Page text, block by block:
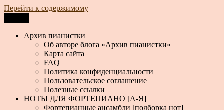
Перейти к содержимому
Архив пианистки
Всё для пианистов: ноты, книги, музыка, статьи…
Архив пианистки
Об авторе блога «Архив пианистки»
Карта сайта
FAQ
Политика конфиденциальности
Пользовательское соглашение
Полезные ссылки
НОТЫ ДЛЯ ФОРТЕПИАНО [А-Я]
Фортепианные ансамбли [подборка нот]